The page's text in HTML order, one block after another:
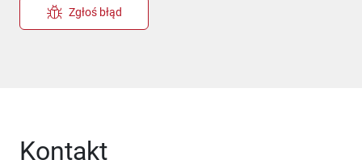
Zgłoś błąd
Kontakt